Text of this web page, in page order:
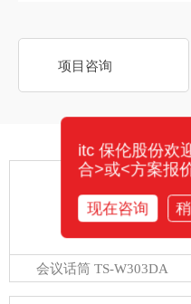
项目咨询
会议话筒 TS-W303DA
itc 保伦股份欢
合>或<方案报
现在咨询